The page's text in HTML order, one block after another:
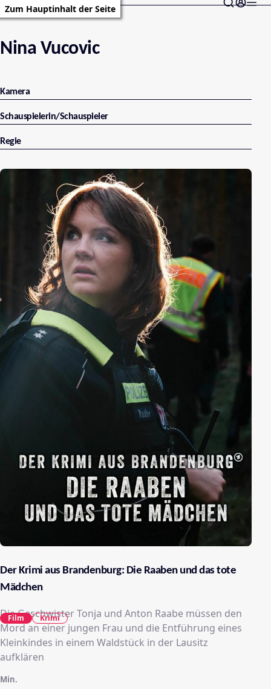
Zum Hauptinhalt der Seite
Nina Vucovic
Kamera
Schauspielerin/Schauspieler
Regie
Der Krimi aus Brandenburg: Die Raaben und das tote
Mädchen
Die Geschwister Tonja und Anton Raabe müssen den
Mord an einer jungen Frau und die Entführung eines
Kleinkindes in einem Waldstück in der Lausitz
aufklären
Min.
Film Krimi